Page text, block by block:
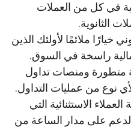
في كل من العملات
الثانوية.
خيارًا ملائمًا لأولئك الذين
راسخة في السوق.
متطورة ومنصات تداول
نوع من عمليات التداول.
الاستثنائية التي
على مدار الساعة من